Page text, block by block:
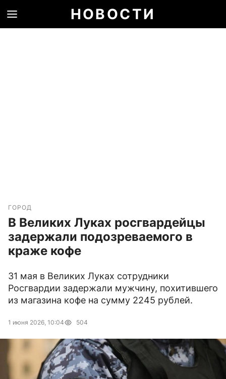
НОВОСТИ
ГОРОД
В Великих Луках росгвардейцы
задержали подозреваемого в
краже кофе
31 мая в Великих Луках сотрудники
Росгвардии задержали мужчину, похитившего
из магазина кофе на сумму 2245 рублей.
1 июня 2026, 10:04 504